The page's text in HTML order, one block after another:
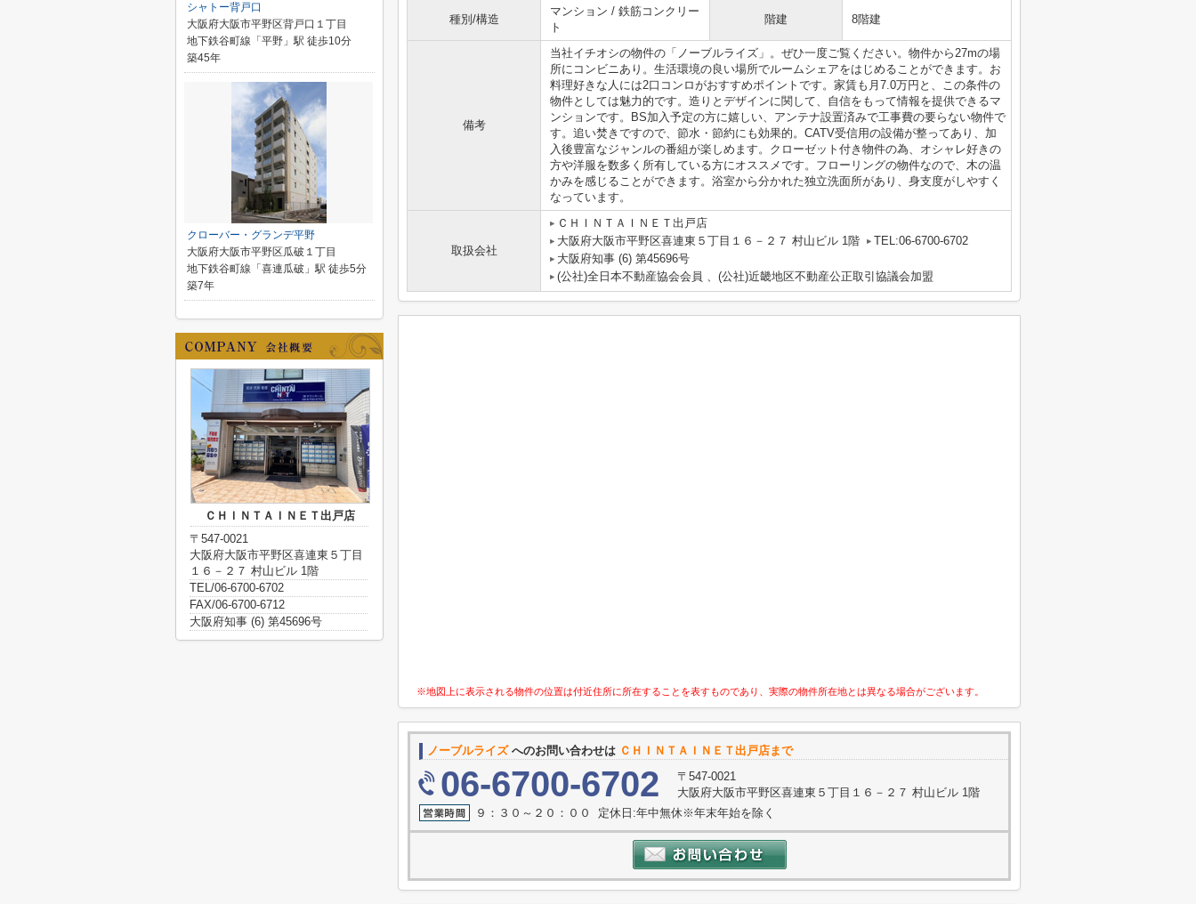
種別/構造
マンション / 鉄筋コンクリー
ト
階建 8階建
備考
当社イチオシの物件の「ノーブルライズ」。ぜひ一度ご覧ください。物件から27mの場
所にコンビニあり。生活環境の良い場所でルームシェアをはじめることができます。お
料理好きな人には2口コンロがおすすめポイントです。家賃も月7.0万円と、この条件の
物件としては魅力的です。造りとデザインに関して、自信をもって情報を提供できるマ
ンションです。BS加入予定の方に嬉しい、アンテナ設置済みで工事費の要らない物件で
す。追い焚きですので、節水・節約にも効果的。CATV受信用の設備が整ってあり、加
入後豊富なジャンルの番組が楽しめます。クローゼット付き物件の為、オシャレ好きの
方や洋服を数多く所有している方にオススメです。フローリングの物件なので、木の温
かみを感じることができます。浴室から分かれた独立洗面所があり、身支度がしやすく
なっています。
取扱会社
ＣＨＩＮＴＡＩＮＥＴ出戸店
大阪府大阪市平野区喜連東５丁目１６－２７ 村山ビル 1階
TEL:06-6700-6702
大阪府知事 (6) 第45696号
(公社)全日本不動産協会会員 、(公社)近畿地区不動産公正取引協議会加盟
※地図上に表示される物件の位置は付近住所に所在することを表すものであり、実際の物件所在地とは異なる場合がございます。
ノーブルライズへのお問い合わせは ＣＨＩＮＴＡＩＮＥＴ出戸店まで
06-6700-6702
〒547-0021
大阪府大阪市平野区喜連東５丁目１６－２７ 村山ビル 1階
９：３０～２０：００ 定休日:年中無休※年末年始を除く
シャトー背戸口
大阪府大阪市平野区背戸口１丁目
地下鉄谷町線「平野」駅 徒歩10分
築45年
クローバー・グランデ平野
大阪府大阪市平野区瓜破１丁目
地下鉄谷町線「喜連瓜破」駅 徒歩5分
築7年
ＣＨＩＮＴＡＩＮＥＴ出戸店
〒547-0021
大阪府大阪市平野区喜連東５丁目
１６－２７ 村山ビル 1階
TEL/06-6700-6702
FAX/06-6700-6712
大阪府知事 (6) 第45696号